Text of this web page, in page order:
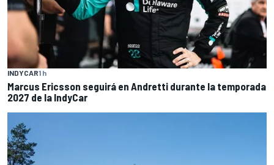
INDYCAR1 h
Marcus Ericsson seguirá en Andretti durante la temporada
2027 de la IndyCar